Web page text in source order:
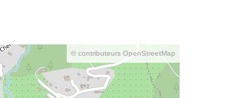
© contributeurs OpenStreetMap